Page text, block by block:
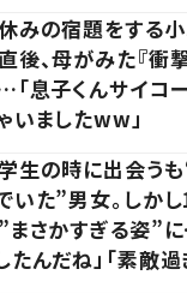
みの宿題をする
後、母がみた『衝
「息子くんサイコ
いましたww」
生の時に出会う
いた”男女。しか
さかすぎる姿”
たんだね」「素敵過